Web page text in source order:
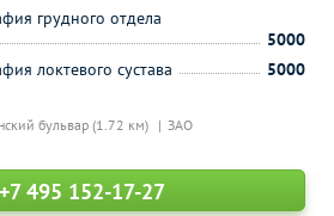
бульвар (1.72 км) ЗАО
грудного отдела
5000
локтевого сустава
5000
+7 495 152-17-27